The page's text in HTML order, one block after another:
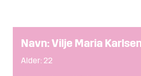
Navn: Vilje Maria
Alder: 22